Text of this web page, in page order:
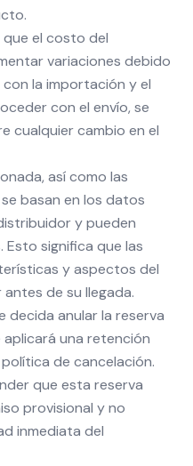
el costo del
variaciones debido
la importación y el
con el envío, se
cualquier cambio en el
así como las
basan en los datos
y pueden
significa que las
y aspectos del
de su llegada.
decida anular la reserva
una retención
de cancelación.
que esta reserva
provisional y no
inmediata del